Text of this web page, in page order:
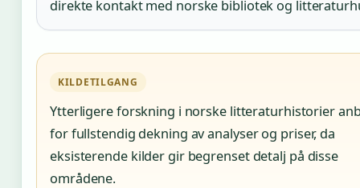
direkte kontakt med norske bibliotek og
KILDETILGANG
Ytterligere forskning i norske litteraturhistorier
for fullstendig dekning av analyser og priser, da
eksisterende kilder gir begrenset detalj på disse
områdene.